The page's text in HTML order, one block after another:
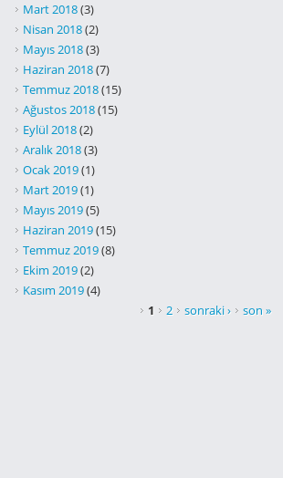
Mart 2018(3)
Nisan 2018(2)
Mayıs 2018(3)
Haziran 2018(7)
Temmuz 2018(15)
Ağustos 2018(15)
Eylül 2018(2)
Aralık 2018(3)
Ocak 2019(1)
Mart 2019(1)
Mayıs 2019(5)
Haziran 2019(15)
Temmuz 2019(8)
Ekim 2019(2)
Kasım 2019(4)
1 2 sonraki › son »